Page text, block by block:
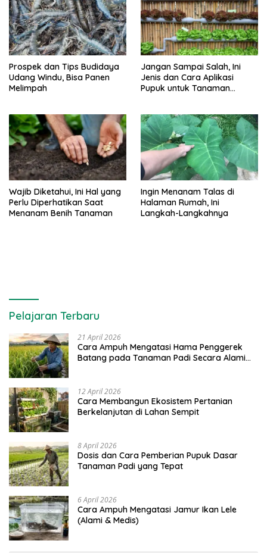
Prospek dan Tips Budidaya
Udang Windu, Bisa Panen
Melimpah
Jangan Sampai Salah, Ini
Jenis dan Cara Aplikasi
Pupuk untuk Tanaman
Wajib Diketahui, Ini Hal yang
Perlu Diperhatikan Saat
Menanam Benih Tanaman
Ingin Menanam Talas di
Halaman Rumah, Ini
Langkah-Langkahnya
Pelajaran Terbaru
21 April 2026
Cara Ampuh Mengatasi Hama Penggerek
Batang pada Tanaman Padi Secara Alami
12 April 2026
Cara Membangun Ekosistem Pertanian
Berkelanjutan di Lahan Sempit
8 April 2026
Dosis dan Cara Pemberian Pupuk Dasar
Tanaman Padi yang Tepat
6 April 2026
Cara Ampuh Mengatasi Jamur Ikan Lele
(Alami & Medis)